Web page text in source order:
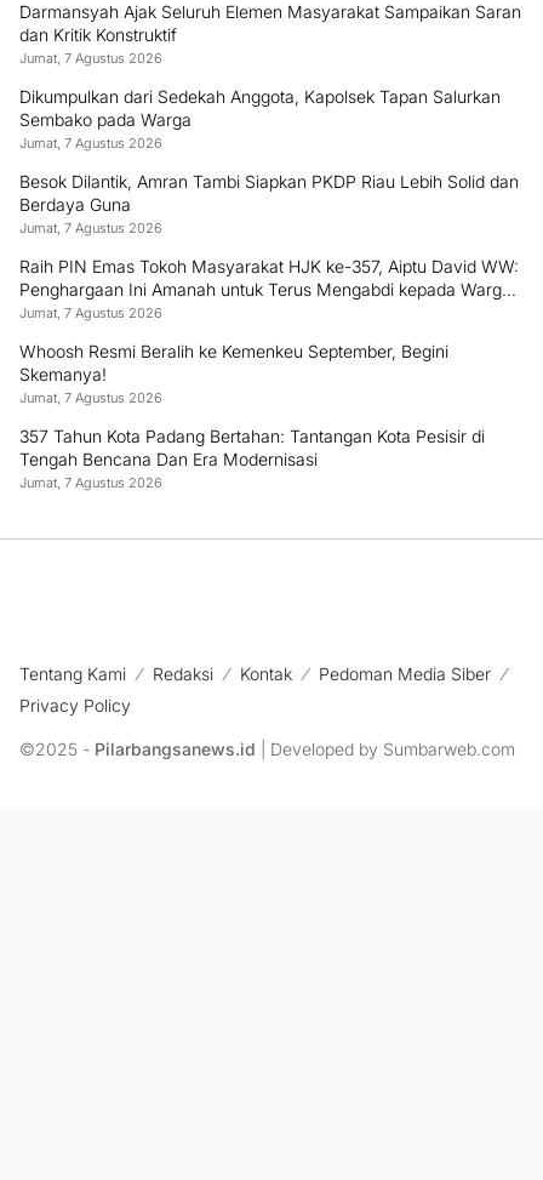
Darmansyah Ajak Seluruh Elemen Masyarakat Sampaikan Saran
dan Kritik Konstruktif
Jumat, 7 Agustus 2026
Dikumpulkan dari Sedekah Anggota, Kapolsek Tapan Salurkan
Sembako pada Warga
Jumat, 7 Agustus 2026
Besok Dilantik, Amran Tambi Siapkan PKDP Riau Lebih Solid dan
Berdaya Guna
Jumat, 7 Agustus 2026
Raih PIN Emas Tokoh Masyarakat HJK ke-357, Aiptu David WW:
Penghargaan Ini Amanah untuk Terus Mengabdi kepada Warga
Padang
Jumat, 7 Agustus 2026
Whoosh Resmi Beralih ke Kemenkeu September, Begini
Skemanya!
Jumat, 7 Agustus 2026
357 Tahun Kota Padang Bertahan: Tantangan Kota Pesisir di
Tengah Bencana Dan Era Modernisasi
Jumat, 7 Agustus 2026
Tentang Kami Redaksi Kontak
Pedoman Media Siber
Privacy Policy
©2025 - Pilarbangsanews.id | Developed by Sumbarweb.com